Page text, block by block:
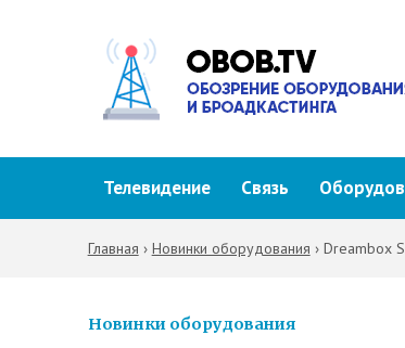
Телевидение Связь
Главная › Новинки оборудования › Dreambox
Новинки оборудования